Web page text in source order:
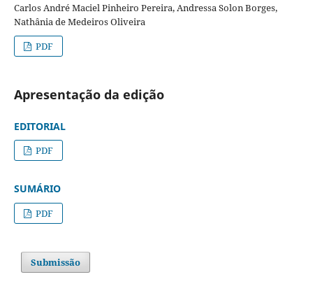
Carlos André Maciel Pinheiro Pereira, Andressa Solon Borges,
Nathânia de Medeiros Oliveira
PDF
Apresentação da edição
EDITORIAL
PDF
SUMÁRIO
PDF
Submissão